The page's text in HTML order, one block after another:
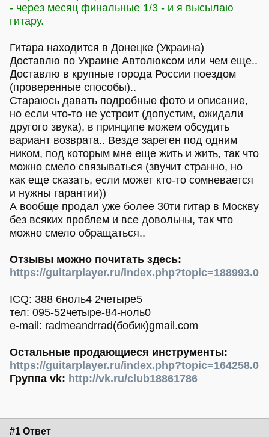
- через месяц финальные 1/3 - и я высылаю
гитару.
Гитара находится в Донецке (Украина)
Доставлю по Украине Автолюксом или чем еще..
Доставлю в крупные города России поездом
(проверенные способы)..
Стараюсь давать подробные фото и описание,
но если что-то не устроит (допустим, ожидали
другого звука), в принципе можем обсудить
вариант возврата.. Везде зареген под одним
ником, под которым мне еще жить и жить, так что
можно смело связываться (звучит странно, но
как еще сказать, если может кто-то сомневается
и нужны гарантии))
А вообще продал уже более 30ти гитар в Москву
без всяких проблем и все довольны, так что
можно смело обращаться..
Отзывы можно почитать здесь:
https://guitarplayer.ru/index.php?topic=188993.0
ICQ: 388 6ноль4 2четыре5
тел: 095-52четыре-84-ноль0
e-mail: radmeandrrad(бобик)gmail.com
Остальные продающиеся инструменты:
https://guitarplayer.ru/index.php?topic=164258.0
Группа vk: http://vk.ru/club18861786
#1 Ответ